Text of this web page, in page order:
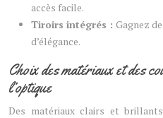
accès facile.
Tiroirs intégrés : Gagnez
d’élégance.
Choix des matériaux et des
l’optique
Des matériaux clairs et